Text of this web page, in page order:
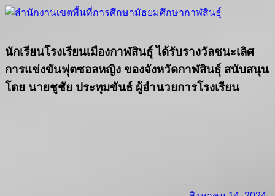
นักเรียนโรงเรียนเมืองกาฬสินธุ์ ได้รับรางวัลชนะเลิศ
การแข่งขันฟุตซอลหญิง ของจังหวัดกาฬสินธุ์ สนับสนุน
โดย นายชูชัย ประทุมขันธ์ ผู้อำนวยการโรงเรียน